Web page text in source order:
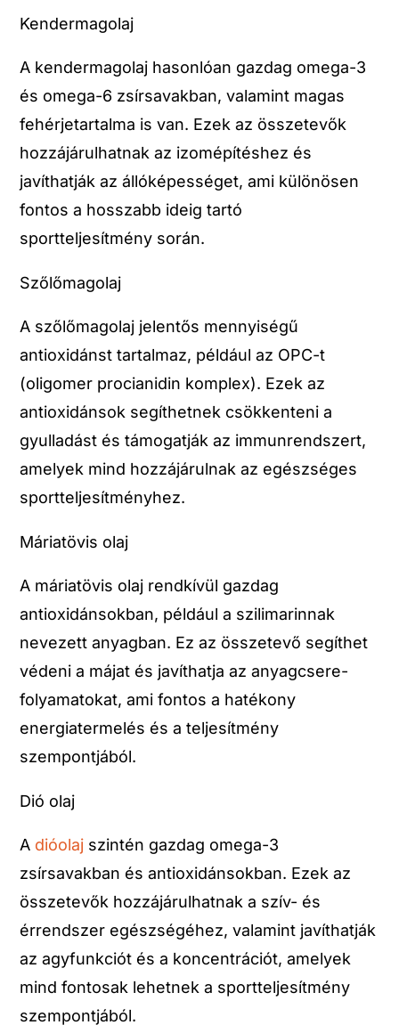
Kendermagolaj
A kendermagolaj hasonlóan gazdag omega-3
és omega-6 zsírsavakban, valamint magas
fehérjetartalma is van. Ezek az összetevők
hozzájárulhatnak az izomépítéshez és
javíthatják az állóképességet, ami különösen
fontos a hosszabb ideig tartó
sportteljesítmény során.
Szőlőmagolaj
A szőlőmagolaj jelentős mennyiségű
antioxidánst tartalmaz, például az OPC-t
(oligomer procianidin komplex). Ezek az
antioxidánsok segíthetnek csökkenteni a
gyulladást és támogatják az immunrendszert,
amelyek mind hozzájárulnak az egészséges
sportteljesítményhez.
Máriatövis olaj
A máriatövis olaj rendkívül gazdag
antioxidánsokban, például a szilimarinnak
nevezett anyagban. Ez az összetevő segíthet
védeni a májat és javíthatja az anyagcsere-
folyamatokat, ami fontos a hatékony
energiatermelés és a teljesítmény
szempontjából.
Dió olaj
A dióolaj szintén gazdag omega-3
zsírsavakban és antioxidánsokban. Ezek az
összetevők hozzájárulhatnak a szív- és
érrendszer egészségéhez, valamint javíthatják
az agyfunkciót és a koncentrációt, amelyek
mind fontosak lehetnek a sportteljesítmény
szempontjából.